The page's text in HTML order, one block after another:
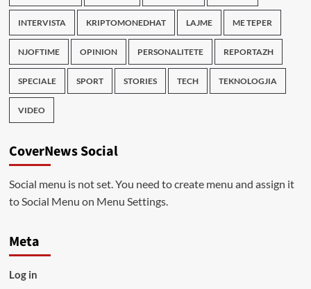
INTERVISTA KRIPTOMONEDHAT LAJME ME TEPER
NJOFTIME OPINION PERSONALITETE REPORTAZH
SPECIALE SPORT STORIES TECH TEKNOLOGJIA
VIDEO
CoverNews Social
Social menu is not set. You need to create menu and assign it
to Social Menu on Menu Settings.
Meta
Log in